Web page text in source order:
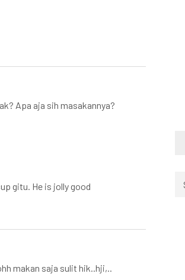
Apa aja sih masakannya?
gitu. He is jolly good
makan saja sulit hik..hji,..